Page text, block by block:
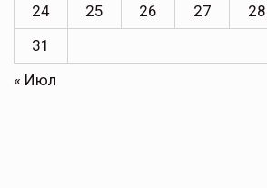
24
25 26 27 28
31
« Июл